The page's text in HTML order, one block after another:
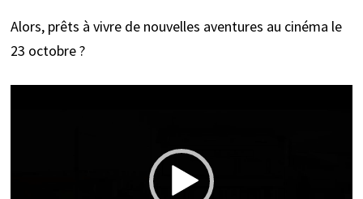
Alors, prêts à vivre de nouvelles aventures au cinéma le
23 octobre ?